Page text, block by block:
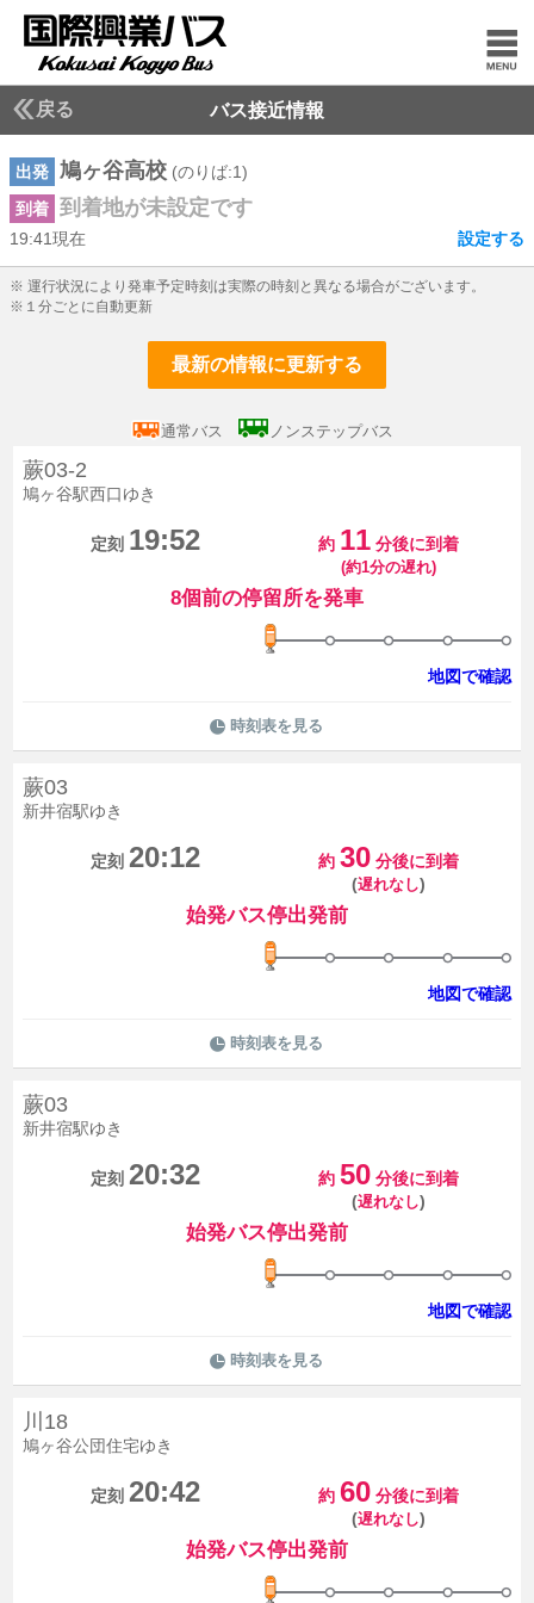
戻る バス接近情報
出発 鳩ヶ谷高校 (のりば:1)
到着 到着地が未設定です
設定する
19:41現在
※ 運行状況により発車予定時刻は実際の時刻と異なる場合がございます。
※１分ごとに自動更新
最新の情報に更新する
通常バス ノンステップバス
蕨03-2
鳩ヶ谷駅西口ゆき
定刻 19:52 約 11 分後に到着
(約1分の遅れ)
8個前の停留所を発車
地図で確認
時刻表を見る
蕨03
新井宿駅ゆき
定刻 20:12 約30 分後に到着
(遅れなし)
始発バス停出発前
地図で確認
時刻表を見る
蕨03
新井宿駅ゆき
定刻 20:32 約50 分後に到着
(遅れなし)
始発バス停出発前
地図で確認
時刻表を見る
川18
鳩ヶ谷公団住宅ゆき
定刻 20:42 約60 分後に到着
(遅れなし)
始発バス停出発前